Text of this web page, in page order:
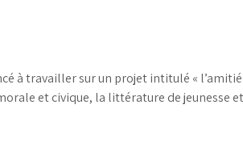
à travailler sur un projet intitulé « l’amitié
et civique, la littérature de jeunesse et